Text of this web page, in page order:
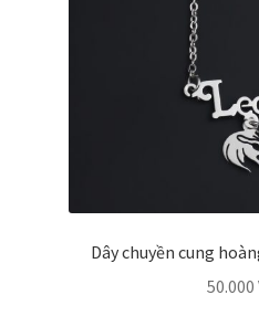
Dây chuyền cung
50.000